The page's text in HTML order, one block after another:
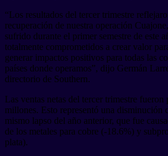
“Los resultados del tercer trimestre
recuperación de nuestra operación
sufrido durante el primer semestre de este
totalmente comprometidos a crear valor
generar impactos positivos para todas las
países donde operamos”, dijo Germán
directorio de Southern.
Las ventas netas del tercer trimestre
millones. Esto representó una disminución
mismo lapso del año anterior, que fue
de los metales para cobre (-18.6%) y
plata).